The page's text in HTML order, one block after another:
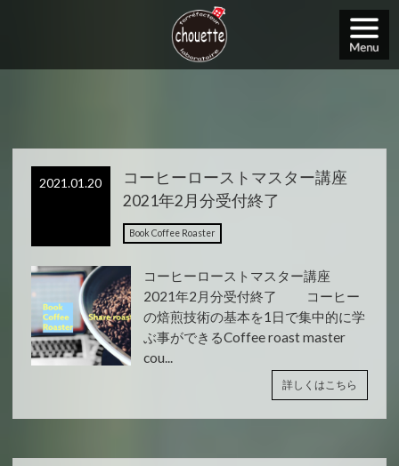
2021.01.20
コーヒーローストマスター講座
2021年2月分受付終了
Book Coffee Roaster
コーヒーローストマスター講座
2021年2月分受付終了 コーヒー
の焙煎技術の基本を1日で集中的に学
ぶ事ができるCoffee roast master
cou...
詳しくはこちら